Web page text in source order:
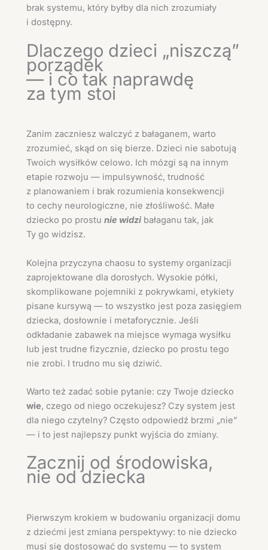
brak systemu, który byłby dla nich zrozumiały
i dostępny.
Dlaczego dzieci „niszczą”
porządek
— i co tak naprawdę
za tym stoi
Zanim zaczniesz walczyć z bałaganem, warto
zrozumieć, skąd on się bierze. Dzieci nie sabotują
Twoich wysiłków celowo. Ich mózgi są na innym
etapie rozwoju — impulsywność, trudność
z planowaniem i brak rozumienia konsekwencji
to cechy neurologiczne, nie złośliwość. Małe
dziecko po prostu nie widzi bałaganu tak, jak
Ty go widzisz.
Kolejna przyczyna chaosu to systemy organizacji
zaprojektowane dla dorosłych. Wysokie półki,
skomplikowane pojemniki z pokrywkami, etykiety
pisane kursywą — to wszystko jest poza zasięgiem
dziecka, dosłownie i metaforycznie. Jeśli
odkładanie zabawek na miejsce wymaga wysiłku
lub jest trudne fizycznie, dziecko po prostu tego
nie zrobi. I trudno mu się dziwić.
Warto też zadać sobie pytanie: czy Twoje dziecko
wie, czego od niego oczekujesz? Czy system jest
dla niego czytelny? Często odpowiedź brzmi „nie”
— i to jest najlepszy punkt wyjścia do zmiany.
Zacznij od środowiska,
nie od dziecka
Pierwszym krokiem w budowaniu organizacji domu
z dziećmi jest zmiana perspektywy: to nie dziecko
musi się dostosować do systemu — to system